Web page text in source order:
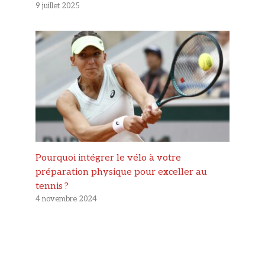
9 juillet 2025
Pourquoi intégrer le vélo à votre
préparation physique pour exceller au
tennis ?
4 novembre 2024